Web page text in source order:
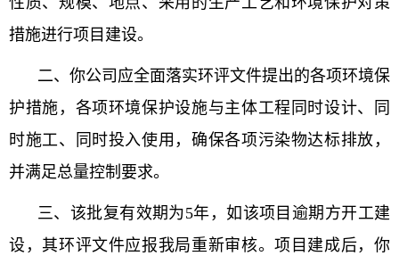
措施进行项目建设。
二、你公司应全面落实环评文件提出的各项环境保
护措施，各项环境保护设施与主体工程同时设计、同
时施工、同时投入使用，确保各项污染物达标排放，
并满足总量控制要求。
三、该批复有效期为5年，如该项目逾期方开工建
设，其环评文件应报我局重新审核。项目建成后，你